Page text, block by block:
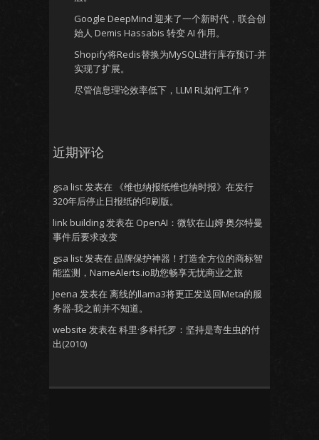
Google DeepMind 迎来了一个新时代，联合创
始人 Demis Hassabis 转变 AI 作用。
Shopify将Redis替换为MySQL进行库存预订-并
实现了扩展。
尽管信息理论效率低下，LLM RL如何工作？
近期评论
gsa list发表在
《维也纳报纸维也纳时报》在发行
320年后停止日报纸的印刷版。
link building发表在 OpenAI：微软在山姆·奥尔特曼
事件后要求改变
gsa list发表在 品牌保护神器！打造全方位的商标智
能监测，NameAlerts.io助您畅享无忧商业之旅
Jeena 发表在 离线的llama3将更正发送回Meta的服
务器-我之前并不知道。
website 发表在 科里·多科托罗：坚持是寄生虫的付
出(2010)